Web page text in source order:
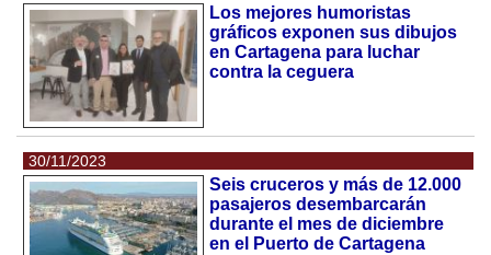
Los mejores humoristas
gráficos exponen sus dibujos
en Cartagena para luchar
contra la ceguera
30/11/2023
Seis cruceros y más de 12.000
pasajeros desembarcarán
durante el mes de diciembre
en el Puerto de Cartagena